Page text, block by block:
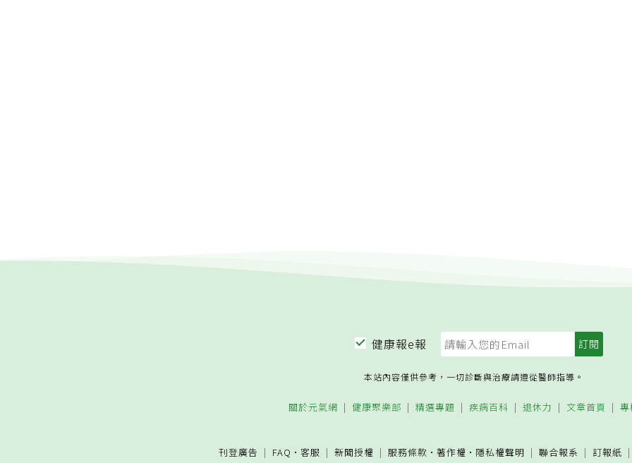
健康報e報
本站內容僅供參考，一切診斷與治療請遵從醫師指導。
關於元氣網 健康聚樂部 精選專題 疾病百科 退休力 文章首頁 專
刊登廣告 FAQ · 客服 新聞授權 服務條款 · 著作權 · 隱私權聲明 聯合報系 訂報紙